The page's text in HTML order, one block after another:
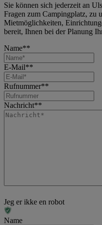
Sie können sich jederzeit an
Fragen zum Campingplatz, zu
Mietmöglichkeiten,
bereit, Ihnen bei der Planung
Name**
E-Mail**
Rufnummer**
Nachricht**
Jeg er ikke en robot
Name